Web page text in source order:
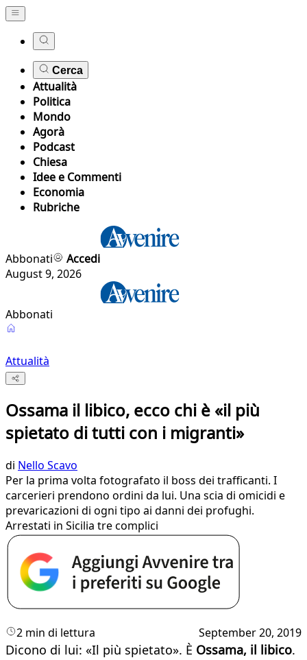
Cerca
Attualità
Politica
Mondo
Agorà
Podcast
Chiesa
Idee e Commenti
Economia
Rubriche
Abbonati
Accedi
August 9, 2026
Abbonati
Attualità
Ossama il libico, ecco chi è «il più
spietato di tutti con i migranti»
di Nello Scavo
Per la prima volta fotografato il boss dei trafficanti. I
carcerieri prendono ordini da lui. Una scia di omicidi e
prevaricazioni di ogni tipo ai danni dei profughi.
Arrestati in Sicilia tre complici
2 min di lettura September 20, 2019
Dicono di lui: «Il più spietato». È Ossama, il libico.